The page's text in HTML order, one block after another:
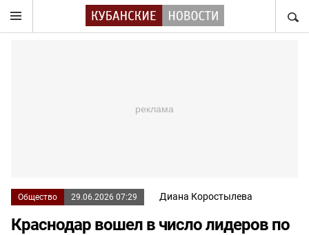
Общество 29.06.2026 07:29 Диана Коростылева
Краснодар вошел в число лидеров по